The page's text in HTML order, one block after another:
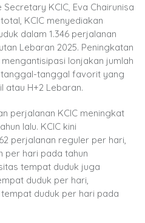
KCIC, Eva Chairunisa
KCIC menyediakan
dalam 1.346 perjalanan
Lebaran 2025. Peningkatan
lonjakan jumlah
tanggal favorit yang
atau H+2 Lebaran.
perjalanan KCIC meningkat
lalu. KCIC kini
perjalanan reguler per hari,
per hari pada tahun
tempat duduk juga
duduk per hari,
duduk per hari pada